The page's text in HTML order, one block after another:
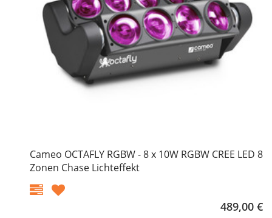
Cameo OCTAFLY RGBW - 8 x 10W RGBW CREE LED 8
Zonen Chase Lichteffekt
489,00 €